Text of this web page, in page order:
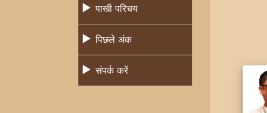
पाखी परिचय
पिछले अंक
संपर्क करें